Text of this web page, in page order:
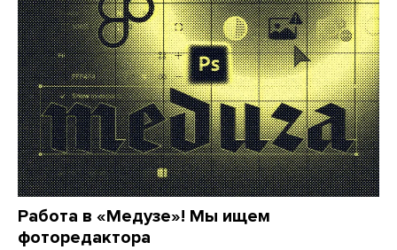
Работа в «Медузе»! Мы ищем
фоторедактора